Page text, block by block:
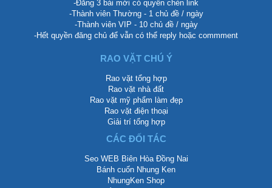
-Đăng 3 bài mới có quyền chèn link
-Thành viên Thường - 1 chủ đề / ngày
-Thành viên VIP - 10 chủ đề / ngày
-Hết quyền đăng chủ để vẫn có thể reply hoặc commment
RAO VẶT CHÚ Ý
Rao vặt tổng hợp
Rao vặt nhà đất
Rao vặt mỹ phẩm làm đẹp
Rao vặt điện thoại
Giải trí tổng hợp
CÁC ĐỐI TÁC
Seo WEB Biên Hòa Đồng Nai
Bánh cuốn Nhung Ken
NhungKen Shop